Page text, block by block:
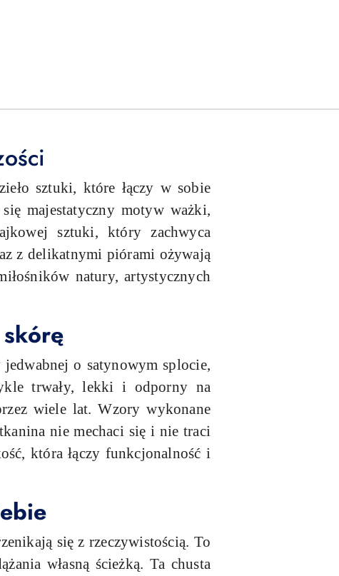
sztuki, które łączy w sobie
majestatyczny motyw ważki,
sztuki, który zachwyca
z delikatnymi piórami ożywają
natury, artystycznych
jedwabnej o satynowym splocie,
trwały, lekki i odporny na
wiele lat. Wzory wykonane
nie mechaci się i nie traci
która łączy funkcjonalność i
się z rzeczywistością. To
własną ścieżką. Ta chusta